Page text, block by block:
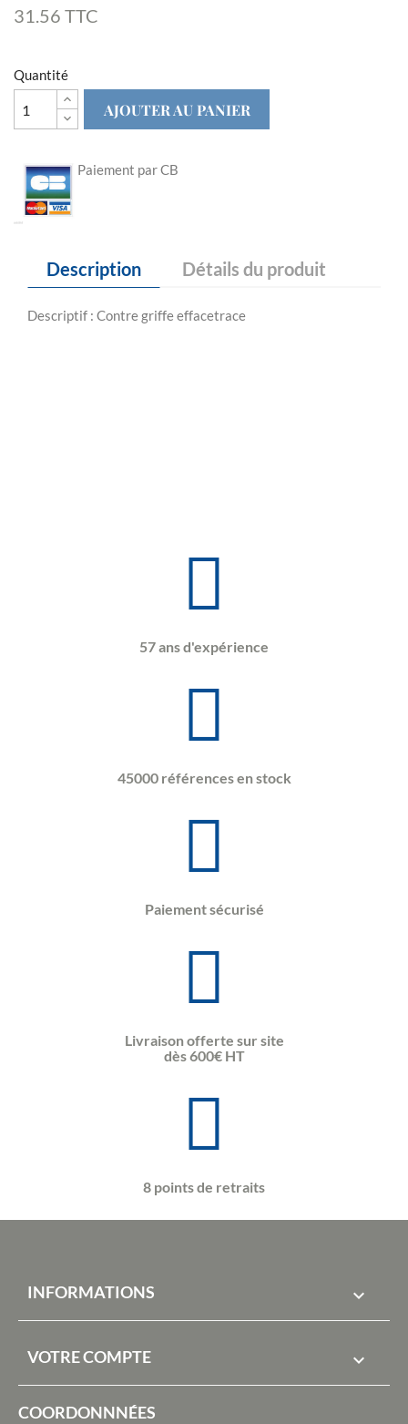
31.56 TTC
Quantité
AJOUTER AU PANIER
Paiement par CB
Description Détails du produit
Descriptif : Contre griffe effacetrace
57 ans d'expérience
45000 références en stock
Paiement sécurisé
Livraison offerte sur site
dès 600€ HT
8 points de retraits
INFORMATIONS 
VOTRE COMPTE 
COORDONNNÉES